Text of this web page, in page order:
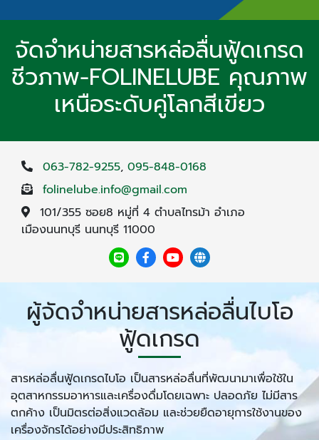
จัดจำหน่ายสารหล่อลื่นฟู้ดเกรด
ชีวภาพ-FOLINELUBE คุณภาพ
เหนือระดับคู่โลกสีเขียว
063-782-9255, 095-848-0168
folinelube.info@gmail.com
101/355 ซอย8 หมู่ที่ 4 ตำบลไทรม้า อำเภอ
เมืองนนทบุรี นนทบุรี 11000
ผู้จัดจำหน่ายสารหล่อลื่นไบโอ
ฟู้ดเกรด
สารหล่อลื่นฟู้ดเกรดไบโอ เป็นสารหล่อลื่นที่พัฒนามาเพื่อใช้ใน
อุตสาหกรรมอาหารและเครื่องดื่มโดยเฉพาะ ปลอดภัย ไม่มีสาร
ตกค้าง เป็นมิตรต่อสิ่งแวดล้อม และช่วยยืดอายุการใช้งานของ
เครื่องจักรได้อย่างมีประสิทธิภาพ